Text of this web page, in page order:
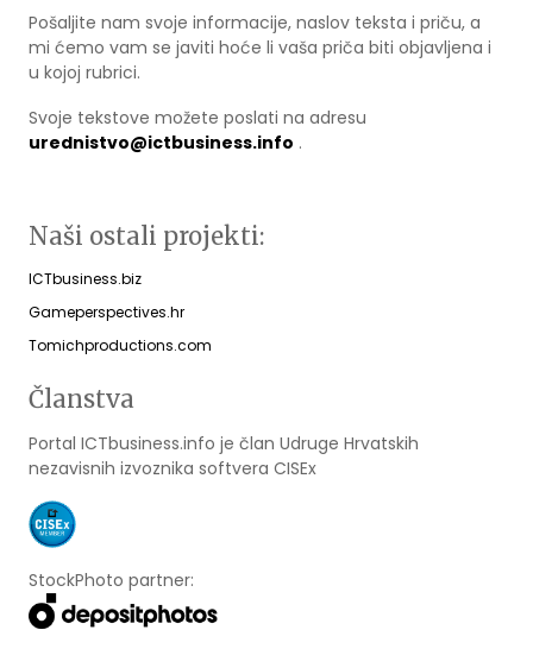
Pošaljite nam svoje informacije, naslov teksta i priču, a
mi ćemo vam se javiti hoće li vaša priča biti objavljena i
u kojoj rubrici.
Svoje tekstove možete poslati na adresu
urednistvo@ictbusiness.info .
Naši ostali projekti:
ICTbusiness.biz
Gameperspectives.hr
Tomichproductions.com
Članstva
Portal ICTbusiness.info je član Udruge Hrvatskih
nezavisnih izvoznika softvera CISEx
StockPhoto partner: